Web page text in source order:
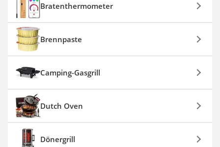
Bratenthermometer
Brennpaste
Camping-Gasgrill
Dutch Oven
Dönergrill